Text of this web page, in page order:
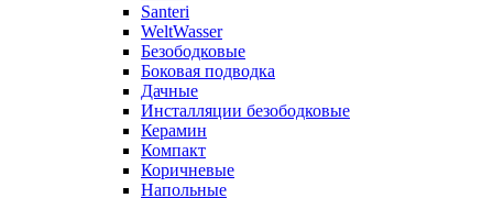
Santeri
WeltWasser
Безободковые
Боковая подводка
Дачные
Инсталляции безободковые
Керамин
Компакт
Коричневые
Напольные